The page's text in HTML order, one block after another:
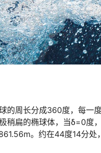
的周长分成360度，每一
稍扁的椭球体，当δ=0度
。约在44度14分处